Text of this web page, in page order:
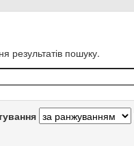
результатів пошуку.